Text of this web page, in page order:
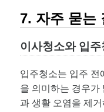
7. 자주 묻는
이사청소와 입
입주청소는 입주 전
을 의미하는 경우가
과 생활 오염을 제